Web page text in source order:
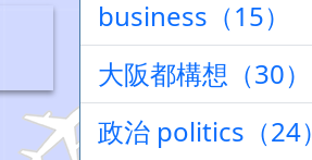
business（15）
大阪都構想（30）
政治 politics（24）